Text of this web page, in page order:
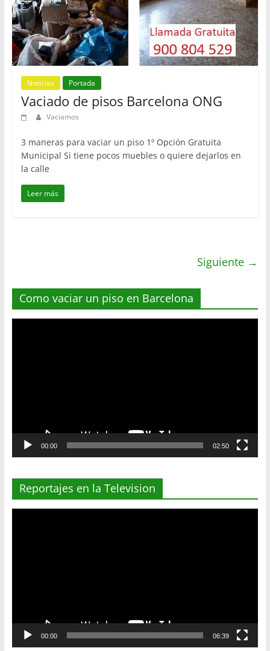
Noticias Portada
Vaciado de pisos Barcelona ONG
Vaciamos
3 maneras para vaciar un piso 1º Opción Gratuita
Municipal Si tiene pocos muebles o quiere dejarlos en
la calle
Leer más
Siguiente →
Como vaciar un piso en Barcelona
00:00 02:50
Reportajes en la Television
00:00 06:39